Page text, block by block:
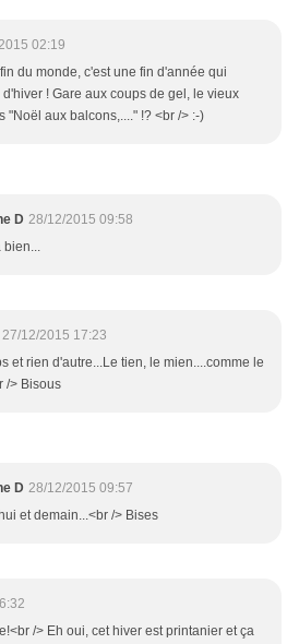
02:19
du monde, c'est une fin d'année qui
! Gare aux coups de gel, le vieux
"Noël aux balcons,...." !? <br /> :-)
D 28/12/2015 09:58
bien...
27/12/2015 17:23
et rien d'autre...Le tien, le mien....comme le
/> Bisous
D 28/12/2015 09:57
et demain...<br /> Bises
/> Eh oui, cet hiver est printanier et ça